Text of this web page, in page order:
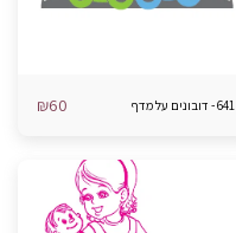
641 - דובונים על מדף ₪60